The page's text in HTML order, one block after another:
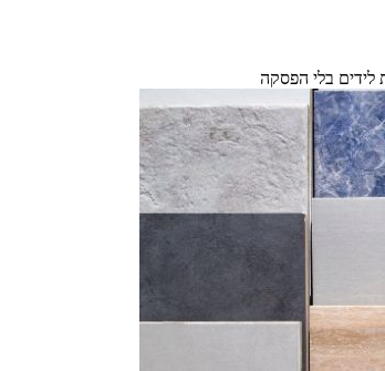
לידים בלי הפסקה